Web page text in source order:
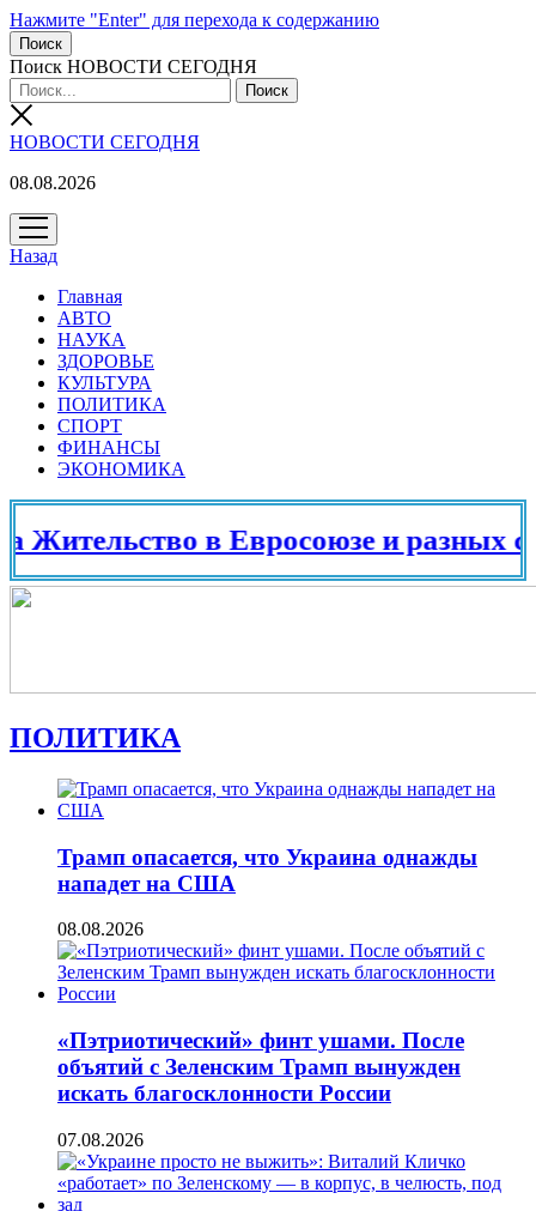
Нажмите "Enter" для перехода к содержанию
Поиск
Поиск НОВОСТИ СЕГОДНЯ
НОВОСТИ СЕГОДНЯ
08.08.2026
открыть
меню
Назад
Главная
АВТО
НАУКА
ЗДОРОВЬЕ
КУЛЬТУРА
ПОЛИТИКА
СПОРТ
ФИНАНСЫ
ЭКОНОМИКА
в Евросоюзе и разных
ПОЛИТИКА
Трамп опасается, что Украина однажды
нападет на США
08.08.2026
«Пэтриотический» финт ушами. После
объятий с Зеленским Трамп вынужден
искать благосклонности России
07.08.2026